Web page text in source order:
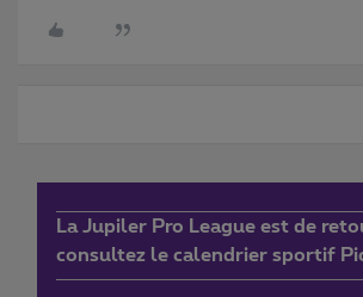
La Jupiler Pro League est de
consultez le calendrier sportif